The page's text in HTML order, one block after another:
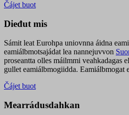
Čájet buot
Dieđut mis
Sámit leat Eurohpa uniovnna áidna
eamiálbmotsajádat lea nannejuvvon
proseantta olles máilmmi veahkadagas
gullet eamiálbmogiidda. Eamiálbmogat
Čájet buot
Mearrádusdahkan